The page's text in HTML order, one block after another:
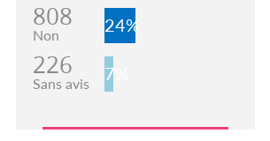
808
Non 24%
226
Sans avis 7%